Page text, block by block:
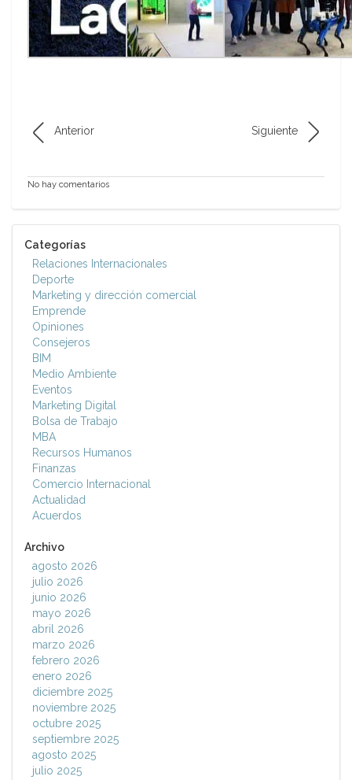
Anterior Siguiente
No hay comentarios
Categorías
Relaciones Internacionales
Deporte
Marketing y dirección comercial
Emprende
Opiniones
Consejeros
BIM
Medio Ambiente
Eventos
Marketing Digital
Bolsa de Trabajo
MBA
Recursos Humanos
Finanzas
Comercio Internacional
Actualidad
Acuerdos
Archivo
agosto 2026
julio 2026
junio 2026
mayo 2026
abril 2026
marzo 2026
febrero 2026
enero 2026
diciembre 2025
noviembre 2025
octubre 2025
septiembre 2025
agosto 2025
julio 2025